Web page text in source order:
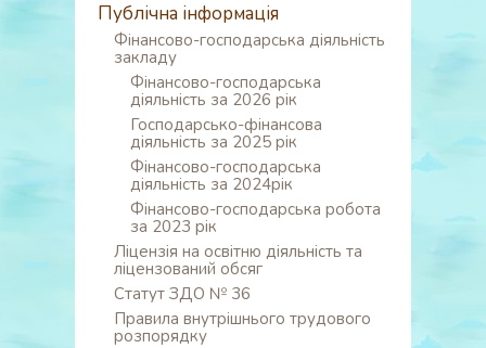
Публічна інформація
Фінансово-господарська діяльність
закладу
Фінансово-господарська
діяльність за 2026 рік
Господарсько-фінансова
діяльність за 2025 рік
Фінансово-господарська
діяльність за 2024рік
Фінансово-господарська робота
за 2023 рік
Ліцензія на освітню діяльність та
ліцензований обсяг
Статут ЗДО № 36
Правила внутрішнього трудового
розпорядку